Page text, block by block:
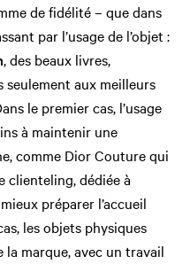
de fidélité – que dans
par l’usage de l’objet :
, des beaux livres,
seulement aux meilleurs
le premier cas, l’usage
à maintenir une
comme Dior Couture qui
clienteling, dédiée à
préparer l’accueil
les objets physiques
la marque, avec un travail